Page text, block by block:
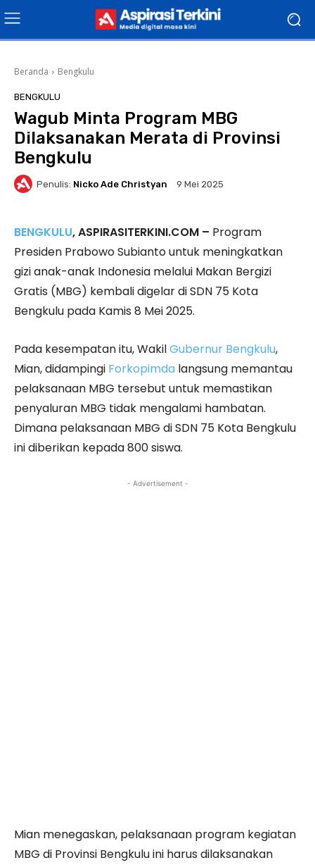
Beranda Bengkulu
BENGKULU
Wagub Minta Program MBG
Dilaksanakan Merata di Provinsi
Bengkulu
Penulis: Nicko Ade Christyan 9 Mei 2025
BENGKULU, ASPIRASITERKINI.COM – Program
Presiden Prabowo Subianto untuk meningkatkan
gizi anak-anak Indonesia melalui Makan Bergizi
Gratis (MBG) kembali digelar di SDN 75 Kota
Bengkulu pada Kamis 8 Mei 2025.
Pada kesempatan itu, WakilGubernur Bengkulu,
Mian, didampingi Forkopimda langsung memantau
pelaksanaan MBG tersebut untuk memastikan
penyaluran MBG tidak mengalami hambatan.
Dimana pelaksanaan MBG di SDN 75 Kota Bengkulu
ini diberikan kepada 800 siswa.
- Advertisement -
Mian menegaskan, pelaksanaan program kegiatan
MBG di Provinsi Bengkulu ini harus dilaksanakan